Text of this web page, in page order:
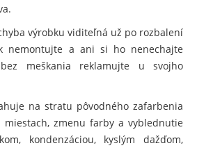
výrobku viditeľná už po rozbalení
nemontujte a ani si ho nenechajte
meškania reklamujte u svojho
na stratu pôvodného zafarbenia
miestach, zmenu farby a vyblednutie
kondenzáciou, kyslým dažďom,